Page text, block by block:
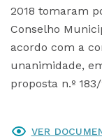
2018 tomaram
Conselho
acordo com a
unanimidade,
proposta n.º
VER